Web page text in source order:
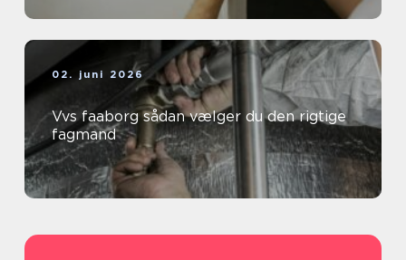
02. juni 2026
Vvs faaborg sådan vælger du den rigtige
fagmand